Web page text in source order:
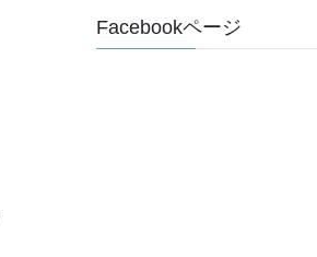
Facebookページ